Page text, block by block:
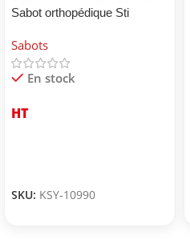
Sabot orthopédique Sti
Sabots
En stock
HT
SKU: KSY-10990